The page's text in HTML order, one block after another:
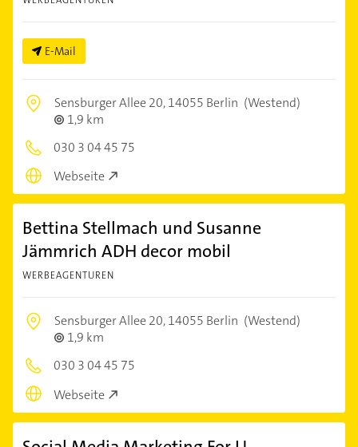
E-Mail
Sensburger Allee 20,14055 Berlin (Westend)
1,9 km
030 3 04 45 75
Webseite
Bettina Stellmach und Susanne
Jämmrich ADH decor mobil
WERBEAGENTUREN
Sensburger Allee 20,14055 Berlin (Westend)
1,9 km
030 3 04 45 75
Webseite